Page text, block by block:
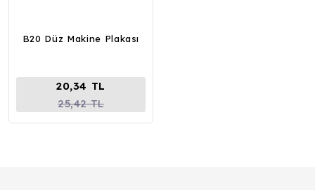
B20 Düz Makine Plakası
20,34 TL
25,42 TL